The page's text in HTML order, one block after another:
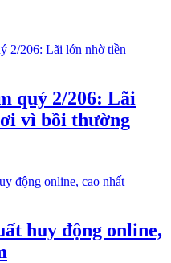
quý 2/206: Lãi
vì bồi thường
huy động online,